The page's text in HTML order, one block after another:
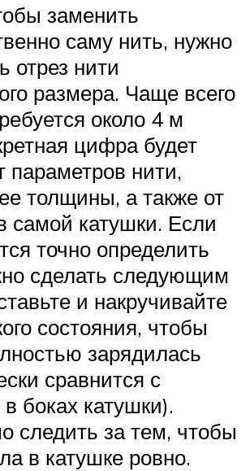
заменить
саму нить, нужно
отрез нити
размера. Чаще всего
около 4 м
цифра будет
параметров нити,
толщины, а также от
самой катушки. Если
точно определить
сделать следующим
и накручивайте
состояния, чтобы
зарядилась
сравнится с
боках катушки).
следить за тем, чтобы
в катушке ровно.